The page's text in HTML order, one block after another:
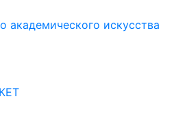
академического искусства